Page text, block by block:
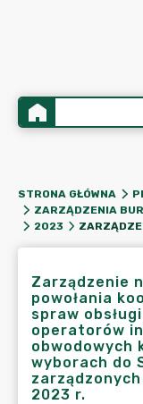
STRONA GŁÓWNA
ZARZĄDZENIA
2023
Zarządzenie
powołania
spraw
operatorów
obwodowych
wyborach do
2023 r.